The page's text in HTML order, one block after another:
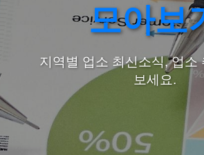
모아보
지역별 업소 최신소식, 업소
보세요.